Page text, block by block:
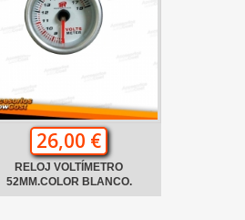
26,00 €
RELOJ VOLTÍMETRO
52MM.COLOR BLANCO.